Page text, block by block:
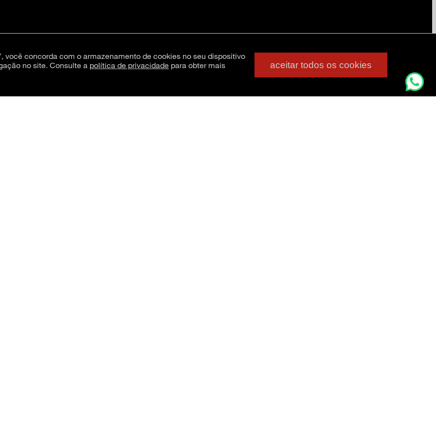
você concorda com o armazenamento de cookies no seu dispositivo
no site. Consulte a política de privacidade para obter mais
aceitar todos os cookies